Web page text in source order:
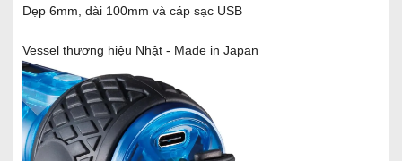
Dẹp 6mm, dài 100mm và cáp sạc USB
Vessel thương hiệu Nhật - Made in Japan